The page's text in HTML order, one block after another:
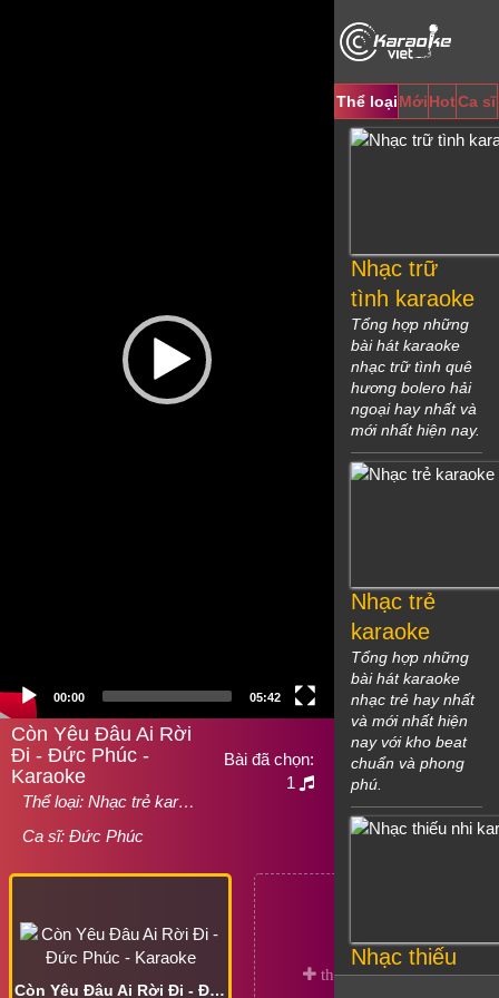
00:00 05:42
Còn Yêu Đâu Ai Rời
Đi - Đức Phúc -
Karaoke
Thể loại: Nhạc trẻ kar…
Ca sĩ: Đức Phúc
Bài đã chọn:
1
Còn Yêu Đâu Ai Rời Đi - Đức Phúc - Karaoke
Thể loạiMớiHotCa sĩ
Nhạc trữ
tình karaoke
Tổng hợp những
bài hát karaoke
nhạc trữ tình quê
hương bolero hải
ngoại hay nhất và
mới nhất hiện nay.
Nhạc trẻ
karaoke
Tổng hợp những
bài hát karaoke
nhạc trẻ hay nhất
và mới nhất hiện
nay với kho beat
chuẩn và phong
phú.
Nhạc thiếu